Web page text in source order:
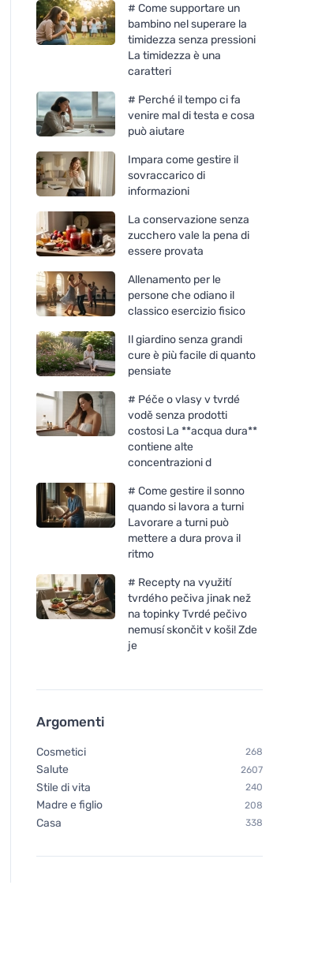
laSaponaria Crema lenitiva
per piedi stanchi BIO (150
Kvitok Balsamo
il corpo Lavender
g) - un balsamo
e l'anima
# Come supportare un
bambino nel superare la
timidezza senza pressioni
La timidezza è una
caratteri
# Perché il tempo ci fa
venire mal di testa e cosa
può aiutare
Impara come gestire il
sovraccarico di
informazioni
La conservazione senza
zucchero vale la pena di
essere provata
Allenamento per le
persone che odiano il
classico esercizio fisico
Il giardino senza grandi
cure è più facile di quanto
pensiate
# Péče o vlasy v tvrdé
vodě senza prodotti
costosi La **acqua dura**
contiene alte
concentrazioni d
# Come gestire il sonno
quando si lavora a turni
Lavorare a turni può
mettere a dura prova il
ritmo
# Recepty na využití
tvrdého pečiva jinak než
na topinky Tvrdé pečivo
nemusí skončit v koši! Zde
je
Argomenti
Cosmetici 268
Salute 2607
Stile di vita 240
Madre e figlio 208
Casa 338